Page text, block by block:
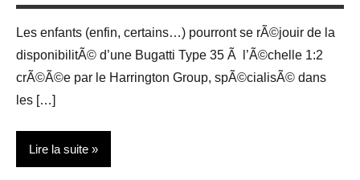
Les enfants (enfin, certains…) pourront se rÃ©jouir de la
disponibilitÃ© d’une Bugatti Type 35 Ã l’Ã©chelle 1:2
crÃ©Ã©e par le Harrington Group, spÃ©cialisÃ© dans
les […]
Lire la suite